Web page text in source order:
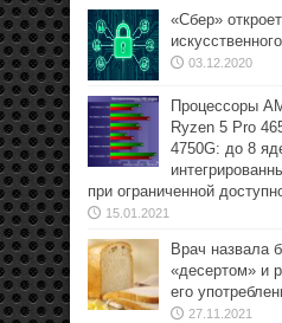
«Сбер»
03.12.2020
Процессоры
Ryzen 5 Pro
4750G: до 8
при ограниченной
15.01.2021
Врач назвала
«десертом» и
его
27.11.2021